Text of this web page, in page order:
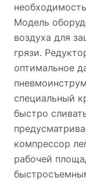
Модель
воздуха для
грязи.
оптимальное
специальный
быстро
компрессор
рабочей